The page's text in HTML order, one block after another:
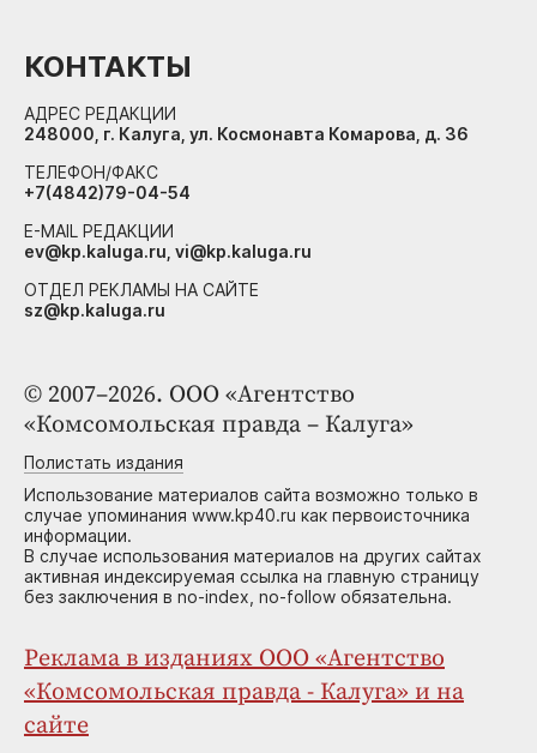
© 2007–2026. ООО «Агентство
«Комсомольская правда – Калуга»
Полистать издания
Использование материалов сайта возможно только в
случае упоминания www.kp40.ru как первоисточника
информации.
В случае использования материалов на других сайтах
активная индексируемая ссылка на главную страницу
без заключения в no-index, no-follow обязательна.
Реклама в изданиях ООО «Агентство
«Комсомольская правда - Калуга» и на
сайте
КОНТАКТЫ
АДРЕС РЕДАКЦИИ
248000, г. Калуга, ул. Космонавта Комарова, д. 36
ТЕЛЕФОН/ФАКС
+7(4842)79-04-54
E-MAIL РЕДАКЦИИ
ev@kp.kaluga.ru, vi@kp.kaluga.ru
ОТДЕЛ РЕКЛАМЫ НА САЙТЕ
sz@kp.kaluga.ru